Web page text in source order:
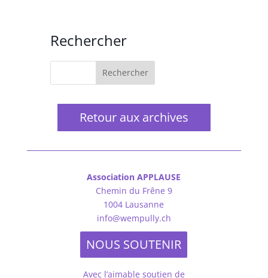
Rechercher
Retour aux archives
Association APPLAUSE
Chemin du Frêne 9
1004 Lausanne
info@wempully.ch
NOUS SOUTENIR
Avec l’aimable soutien de